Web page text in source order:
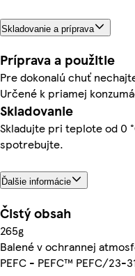
Skladovanie a príprava
Príprava a použitie
Pre dokonalú chuť
Určené k priamej
Skladovanie
Skladujte pri teplote od 0
spotrebujte.
Ďalšie informácie
Čistý obsah
265g
Balené v ochrannej
PEFC - PEFC™ PEFC/23-